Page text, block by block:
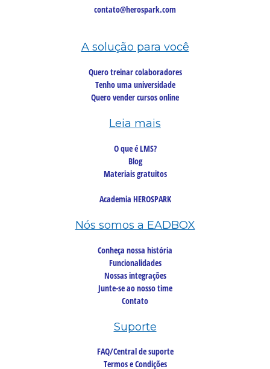
contato@herospark.com
A solução para você
Quero treinar colaboradores
Tenho uma universidade
Quero vender cursos online
Leia mais
O que é LMS?
Blog
Materiais gratuitos
Academia HEROSPARK
Nós somos a EADBOX
Conheça nossa história
Funcionalidades
Nossas integrações
Junte-se ao nosso time
Contato
Suporte
FAQ/Central de suporte
Termos e Condições